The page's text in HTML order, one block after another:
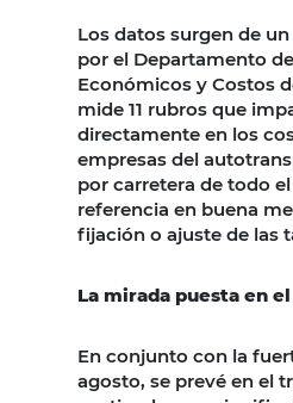
Los datos surgen de
por el Departamento
Económicos y Costos
mide 11 rubros que
directamente en los
empresas del
por carretera de todo el
referencia en buena
fijación o ajuste de las
La mirada puesta en
En conjunto con la
agosto, se prevé en el